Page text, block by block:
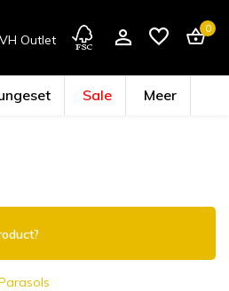
Outlet
0
Sale Meer